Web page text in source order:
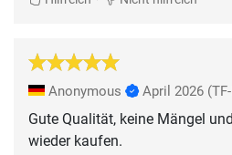
Anonymous April 2026
Gute Qualität, keine Mängel
wieder kaufen.